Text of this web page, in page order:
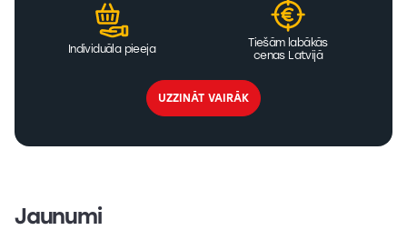
Individuāla pieeja
Tiešām labākās
cenas Latvijā
UZZINĀT VAIRĀK
Jaunumi